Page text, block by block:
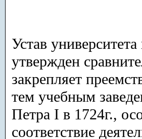
Устав
утвержден
закрепляет
тем учебным
Петра I в 1724г.,
соответствие